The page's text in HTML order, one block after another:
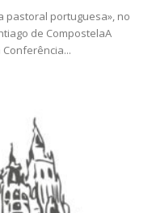
pastoral portuguesa», no
de CompostelaA
Conferência...